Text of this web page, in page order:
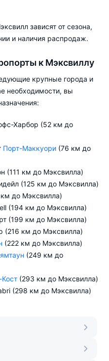
зависят от сезона,
и наличия распродаж.
к Мэксвиллу
крупные города и
необходимости, вы
Харбор (52 км до
Порт-Маккуори (76 км до
(111 км до Мэксвилла)
(125 км до Мэксвилла)
до Мэксвилла)
(194 км до Мэксвилла)
(199 км до Мэксвилла)
(216 км до Мэксвилла)
(222 км до Мэксвилла)
(249 км до
Кост (293 км до Мэксвилла)
(298 км до Мэксвилла)